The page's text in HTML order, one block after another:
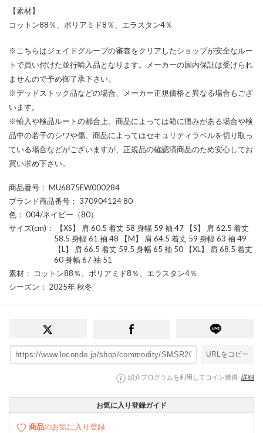
【素材】
コットン88％、ポリアミド8％、エラスタン4％
※こちらはジェイドグループの審査をクリアしたショップが安全なルー
トで買い付けた並行輸入品となります。メーカーの国内保証は受けられ
ませんので予め御了承下さい。
※デッドストック品などの場合、メーカー正規価格と異なる場合もござ
います。
※輸入や検品ルートの都合上、商品によっては箱に痛みがある場合や検
品中の若干のシワや傷、商品によってはセキュリティラベルを切り取っ
ている場合などがございますが、正規品の確認済商品のため安心してお
買い求め下さい。
商品番号 ： MU6875EW000284
ブランド商品番号 ： 370904124 80
色 ： 004/ネイビー（80）
サイズ(cm) ： 【XS】 肩 60.5 着丈 58 身幅 59 袖 47 【S】 肩 62.5 着丈
58.5 身幅 61 袖 48 【M】 肩 64.5 着丈 59 身幅 63 袖 49
【L】 肩 66.5 着丈 59.5 身幅 65 袖 50 【XL】 肩 68.5 着丈
60 身幅 67 袖 51
素材 ： コットン88％、ポリアミド8％、エラスタン4％
シーズン ： 2025年 秋冬
URLをコピー
紹介プログラムを利用してコイン獲得 詳細
お気に入り登録ガイド
商品のお気に入り登録